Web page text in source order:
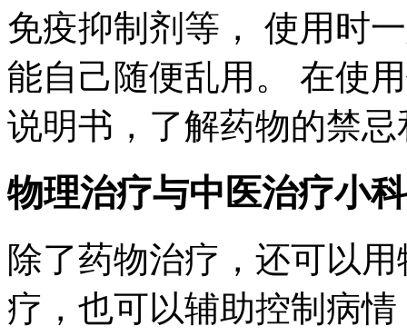
免疫抑制剂等， 使用时
能自己随便乱用。 在使
说明书，了解药物的禁
物理治疗与中医治疗小
除了药物治疗，还可以
疗，也可以辅助控制病